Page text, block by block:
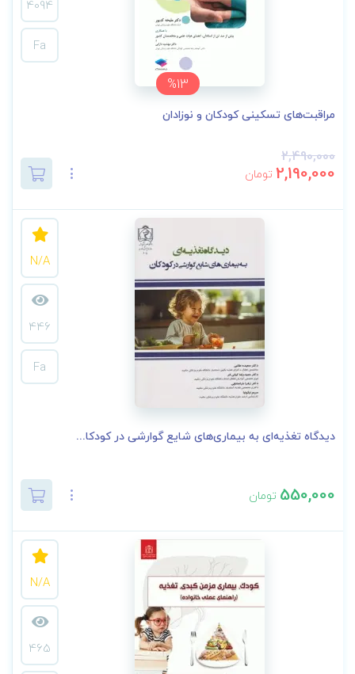
%13
4094
Fa
مراقبت‌های تسکینی کودکان و نوزادان
2,490,000
2,190,000 تومان
N/A
446
Fa
دیدگاه تغذیه‌ای به بیماری‌های شایع گوارشی در کودکا...
550,000 تومان
N/A
465